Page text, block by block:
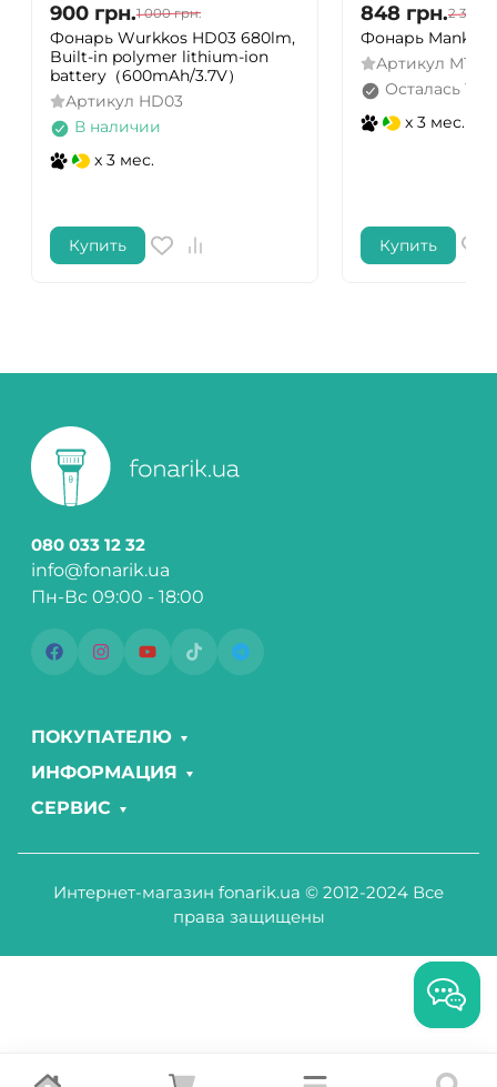
900 грн.1 000 грн.
Фонарь Wurkkos HD03 680lm,
Built-in polymer lithium-ion
battery（600mAh/3.7V）
Артикул HD03
В наличии
x 3 мес.
Купить
848 грн.2 350
Фонарь Manker
Артикул
Осталась 1
x 3 мес.
Купить
080 033 12 32
info@fonarik.ua
Пн-Вс 09:00 - 18:00
ПОКУПАТЕЛЮ
ИНФОРМАЦИЯ
СЕРВИС
Интернет-магазин fonarik.ua © 2012-2024 Все
права защищены